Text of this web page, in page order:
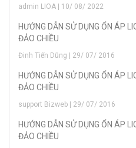
admin LIOA | 10/ 08/ 2022
HƯỚNG DẪN SỬ DỤNG ỔN ÁP
ĐẢO CHIỀU
Đinh Tiến Dũng | 29/ 07/ 2016
HƯỚNG DẪN SỬ DỤNG ỔN ÁP
ĐẢO CHIỀU
support Bizweb | 29/ 07/ 2016
HƯỚNG DẪN SỬ DỤNG ỔN ÁP
ĐẢO CHIỀU